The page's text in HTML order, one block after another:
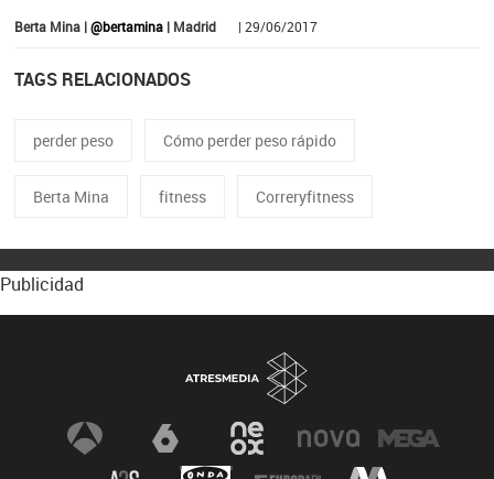
Berta Mina |@bertamina| Madrid | 29/06/2017
TAGS RELACIONADOS
perder peso Cómo perder peso rápido
Berta Mina fitness Correryfitness
Publicidad